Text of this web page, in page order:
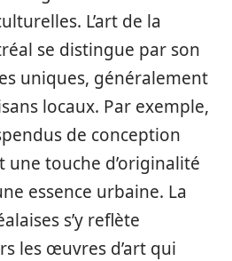
L’art de la
se distingue par son
uniques, généralement
locaux. Par exemple,
de conception
touche d’originalité
essence urbaine. La
s’y reflète
les œuvres d’art qui